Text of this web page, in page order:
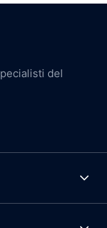
del